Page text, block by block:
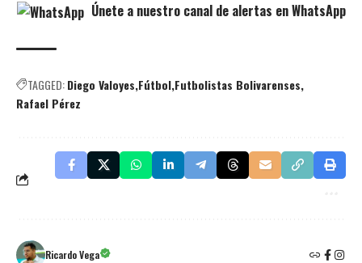
Únete a nuestro canal de alertas en WhatsApp
TAGGED:Diego Valoyes Fútbol Futbolistas Bolivarenses
Rafael Pérez
Ricardo Vega